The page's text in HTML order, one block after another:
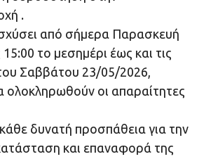
.
από σήμερα Παρασκευή
το μεσημέρι έως και τις
Σαββάτου 23/05/2026,
ολοκληρωθούν οι απαραίτητες
δυνατή προσπάθεια για την
και επαναφορά της